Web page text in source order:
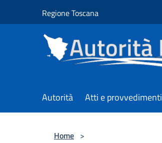
Regione Toscana
Autorità Atti e provvedimenti
Home >